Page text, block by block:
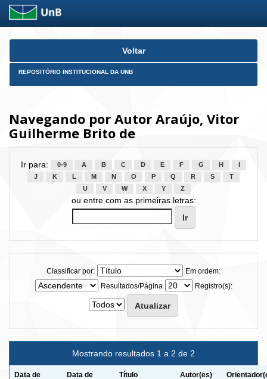
Skip
Voltar
REPOSITÓRIO INSTITUCIONAL DA UNB
Navegando por Autor Araújo, Vitor
Guilherme Brito de
Ir para: 0-9 A B C D E F G H
J
K L M N O P Q R S
T
U
V W X Y Z
ou entre com as primeiras letras:
Classificar por:
Em ordem:
Resultados/Página
Registro(s):
Mostrando resultados 1 a 2 de 2
Data de
Data de
Título Autor(es)